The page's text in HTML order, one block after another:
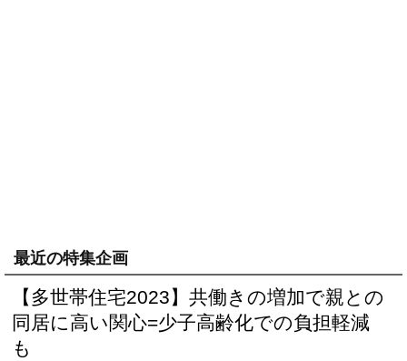
最近の特集企画
【多世帯住宅2023】共働きの増加で親との
同居に高い関心=少子高齢化での負担軽減
も